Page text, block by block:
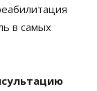
в самых